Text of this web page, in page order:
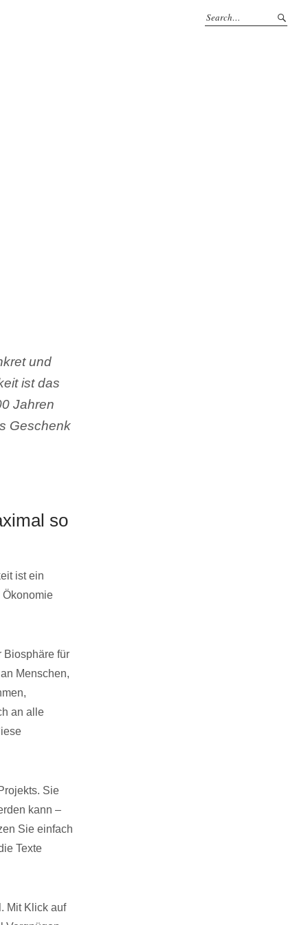
und
ist das
Jahren
Geschenk
so
ist ein
Ökonomie
Biosphäre für
Menschen,
an alle
Sie
kann –
Sie einfach
Texte
Mit Klick auf